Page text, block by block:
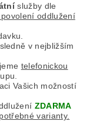
služby dle
oddlužení
v nejbližším
telefonickou
Vašich možností
ZDARMA
varianty.